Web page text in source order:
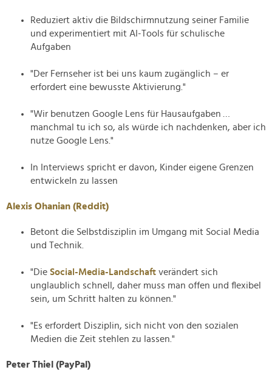
Reduziert aktiv die Bildschirmnutzung seiner Familie
und experimentiert mit AI-Tools für schulische
Aufgaben
"Der Fernseher ist bei uns kaum zugänglich – er
erfordert eine bewusste Aktivierung."
"Wir benutzen Google Lens für Hausaufgaben …
manchmal tu ich so, als würde ich nachdenken, aber ich
nutze Google Lens."
In Interviews spricht er davon, Kinder eigene Grenzen
entwickeln zu lassen
Alexis Ohanian (Reddit)
Betont die Selbstdisziplin im Umgang mit Social Media
und Technik.
"Die Social-Media-Landschaft verändert sich
unglaublich schnell, daher muss man offen und flexibel
sein, um Schritt halten zu können."
"Es erfordert Disziplin, sich nicht von den sozialen
Medien die Zeit stehlen zu lassen."
Peter Thiel (PayPal)